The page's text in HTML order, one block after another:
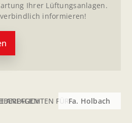
Ihrer Lüftungsanlagen.
informieren!
Fa. Holbach